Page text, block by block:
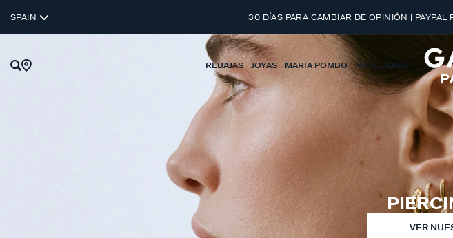
SPAIN 30 DÍAS PARA CAMBIAR DE OPINIÓN | PAYPAL
REBAJAS JOYAS MARIA POMBO NOVEDADES
VER